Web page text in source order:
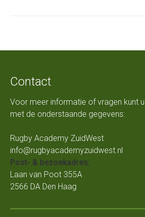
Contact
Voor meer informatie of vragen kunt
met de onderstaande gegevens:
Rugby Academy ZuidWest
info@rugbyacademyzuidwest.nl
Post- & bezoekadres:
Laan van Poot 355A
2566 DA Den Haag